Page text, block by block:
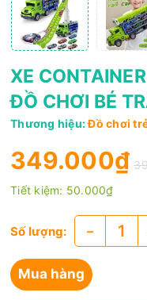
XE
ĐỒ CHƠI BÉ
Thương hiệu:Đồ chơi
349.000₫
Tiết kiệm: 50.000₫
Số lượng: –
Mua hàng